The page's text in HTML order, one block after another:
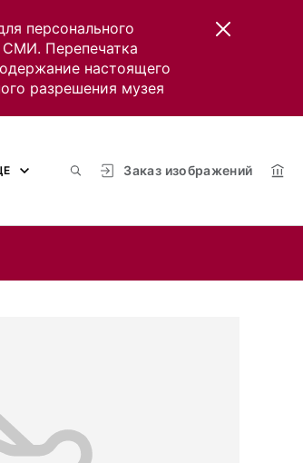
персонального
СМИ. Перепечатка
настоящего
разрешения музея
Заказ изображений